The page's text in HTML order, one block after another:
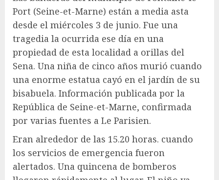
Port (Seine-et-Marne) están a media asta
desde el miércoles 3 de junio. Fue una
tragedia la ocurrida ese día en una
propiedad de esta localidad a orillas del
Sena. Una niña de cinco años murió cuando
una enorme estatua cayó en el jardín de su
bisabuela. Información publicada por la
República de Seine-et-Marne, confirmada
por varias fuentes a Le Parisien.
Eran alrededor de las 15.20 horas. cuando
los servicios de emergencia fueron
alertados. Una quincena de bomberos